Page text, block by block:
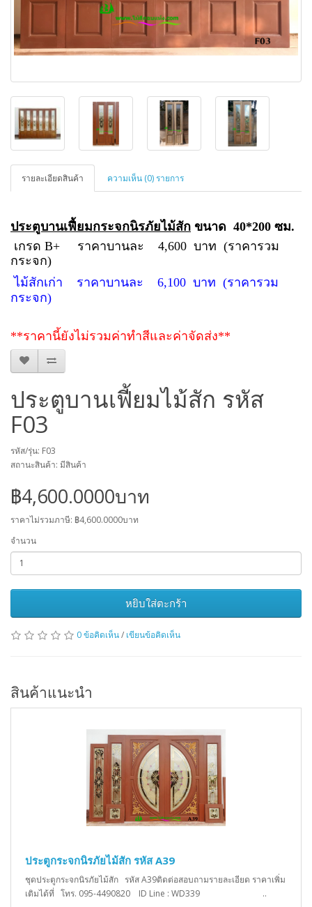
รายละเอียดสินค้า ความเห็น (0) รายการ
ประตูบานเฟี้ยมกระจกนิรภัยไม้สัก ขนาด 40*200 ซม.
เกรด B+ ราคาบานละ 4,600 บาท (ราคารวม
กระจก)
ไม้สักเก่า ราคาบานละ 6,100 บาท (ราคารวม
กระจก)
**ราคานี้ยังไม่รวมค่าทำสีและค่าจัดส่ง**
ประตูบานเฟี้ยมไม้สัก รหัส
F03
รหัส/รุ่น: F03
สถานะสินค้า: มีสินค้า
฿4,600.0000บาท
ราคาไม่รวมภาษี: ฿4,600.0000บาท
จำนวน
หยิบใส่ตะกร้า
0 ข้อคิดเห็น/ เขียนข้อคิดเห็น
สินค้าแนะนำ
ประตูกระจกนิรภัยไม้สัก รหัส A39
ชุดประตูกระจกนิรภัยไม้สัก รหัส A39ติดต่อสอบถามรายละเอียด ราคาเพิ่ม
เติมได้ที่ โทร. 095-4490820 ID Line : WD339 ..